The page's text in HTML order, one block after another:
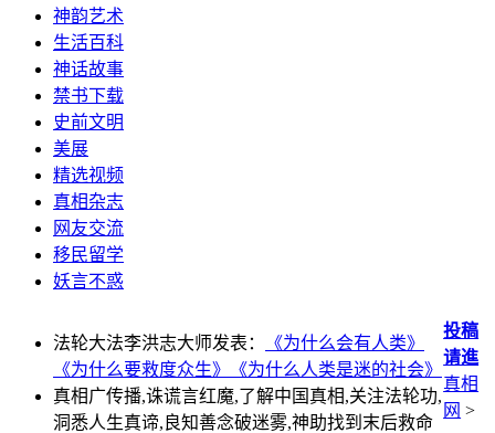
神韵艺术
生活百科
神话故事
禁书下载
史前文明
美展
精选视频
真相杂志
网友交流
移民留学
妖言不惑
法轮大法李洪志大师发表：
《为什么会有人类》
《为什么要救度众生》
《为什么人类是迷的社会》
真相广传播,诛谎言红魔,了解中国真相,关注法轮功,
洞悉人生真谛,良知善念破迷雾,神助找到末后救命
投稿
请進
真相
网 >